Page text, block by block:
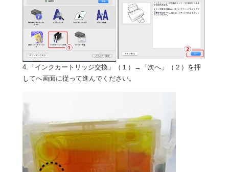
4.「インクカートリッジ交換」（１）→「次へ」（２）を押
してへ画面に従って進んでください。